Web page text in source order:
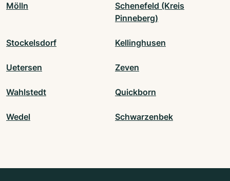
Mölln
Schenefeld (Kreis
Pinneberg)
Stockelsdorf Kellinghusen
Uetersen Zeven
Wahlstedt Quickborn
Wedel Schwarzenbek